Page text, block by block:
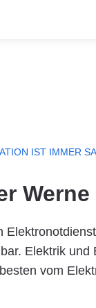
IST IMMER
Elektrik und
vom